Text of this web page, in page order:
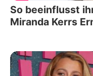
So beeinflusst
Miranda Kerrs